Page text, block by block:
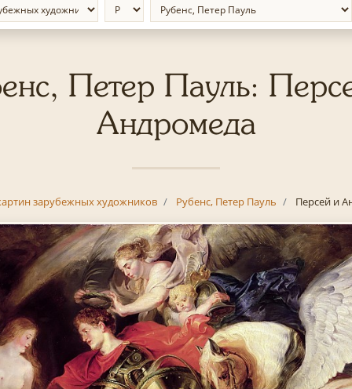
Петер Пауль:
Андромеда
зарубежных художников Рубенс, Петер Пауль Персей и